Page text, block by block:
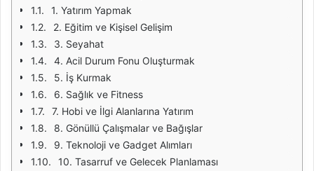
1. Yatırım Yapmak
2. Eğitim ve Kişisel Gelişim
3. Seyahat
4. Acil Durum Fonu Oluşturmak
5. İş Kurmak
6. Sağlık ve Fitness
7. Hobi ve İlgi Alanlarına Yatırım
8. Gönüllü Çalışmalar ve Bağışlar
9. Teknoloji ve Gadget Alımları
10. Tasarruf ve Gelecek Planlaması